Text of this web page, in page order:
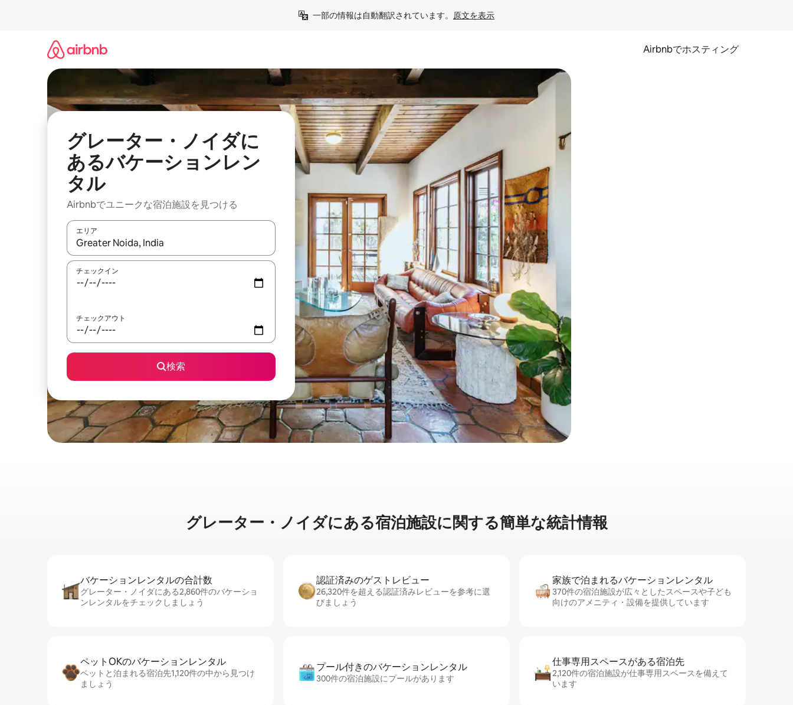
一部の情報は自動翻訳されています。 原文を表示
Airbnbでホスティング
グレーター・ノイダに
あるバケーションレン
タル
Airbnbでユニークな宿泊施設を見つける
エリア
検索結果が表示されたら、上下の矢印キーを使って移動するか、画面をタッチまたはスワイプして検索結果を確認することができます。
チェックイン
チェックアウト
検索
グレーター・ノイダに⁠あ⁠る宿⁠泊⁠施⁠設⁠に関⁠す⁠る簡⁠単⁠な統⁠計⁠情⁠報
バケーションレ⁠ン⁠タ⁠ル⁠の合⁠計⁠数
グレーター・ノイダにある2,860件のバケーショ
ンレンタルをチェックしましょう
認証済みのゲ⁠ス⁠ト⁠レ⁠ビ⁠ュ⁠ー
26,320件を超える認証済みレビューを参考に選
びましょう
家族で泊まれるバ⁠ケ⁠ー⁠シ⁠ョ⁠ンレ⁠ン⁠タ⁠ル
370件の宿泊施設が広々としたスペースや子ども
向けのアメニティ・設備を提供しています
ペットOKのバ⁠ケ⁠ー⁠シ⁠ョ⁠ンレ⁠ン⁠タ⁠ル
ペットと泊まれる宿泊先1,120件の中から見つけ
ましょう
プール付きのバ⁠ケ⁠ー⁠シ⁠ョ⁠ンレ⁠ン⁠タ⁠ル
300件の宿泊施設にプールがあります
仕事専用ス⁠ペ⁠ー⁠スがあ⁠る宿⁠泊⁠先
2,120件の宿泊施設が仕事専用スペースを備えて
います